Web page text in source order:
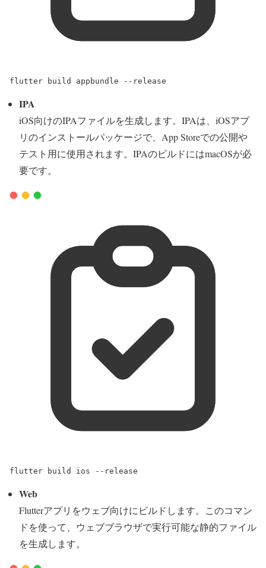
flutter build appbundle --release
IPA
iOS向けのIPAファイルを生成します。IPAは、iOSアプ
リのインストールパッケージで、App Storeでの公開や
テスト用に使用されます。IPAのビルドにはmacOSが必
要です。
flutter build ios --release
Web
Flutterアプリをウェブ向けにビルドします。このコマン
ドを使って、ウェブブラウザで実行可能な静的ファイル
を生成します。